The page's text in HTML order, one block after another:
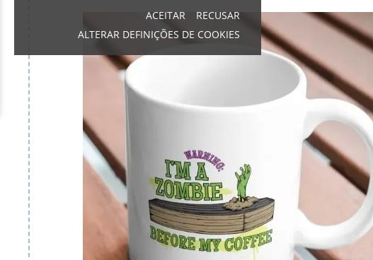
ACEITAR
RECUSAR
ALTERAR DEFINIÇÕES DE COOKIES